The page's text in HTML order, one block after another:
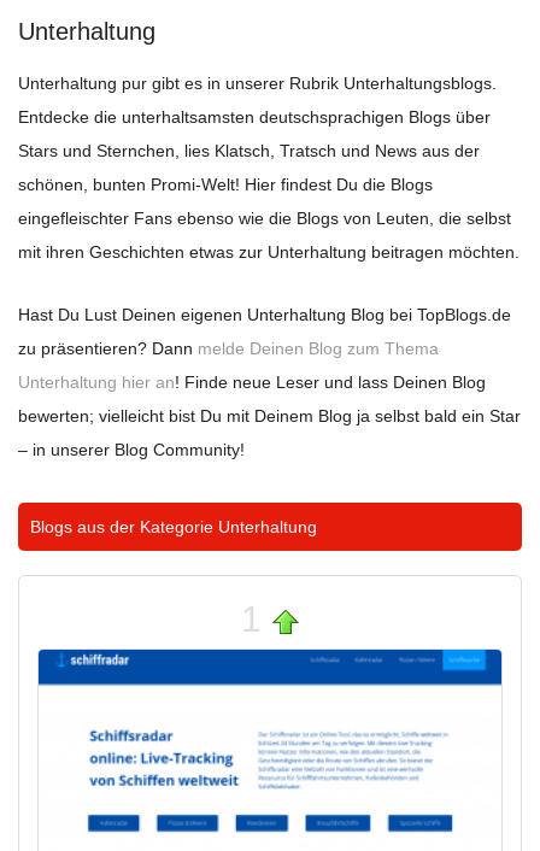
Unterhaltung
Unterhaltung pur gibt es in unserer Rubrik Unterhaltungsblogs.
Entdecke die unterhaltsamsten deutschsprachigen Blogs über
Stars und Sternchen, lies Klatsch, Tratsch und News aus der
schönen, bunten Promi-Welt! Hier findest Du die Blogs
eingefleischter Fans ebenso wie die Blogs von Leuten, die selbst
mit ihren Geschichten etwas zur Unterhaltung beitragen möchten.
Hast Du Lust Deinen eigenen Unterhaltung Blog bei TopBlogs.de
zu präsentieren? Dann melde Deinen Blog zum Thema
Unterhaltung hier an! Finde neue Leser und lass Deinen Blog
bewerten; vielleicht bist Du mit Deinem Blog ja selbst bald ein Star
– in unserer Blog Community!
Blogs aus der Kategorie Unterhaltung
1